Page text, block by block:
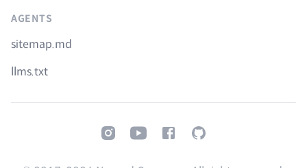
AGENTS
sitemap.md
llms.txt
InstagramYoutubeFacebookGitHub